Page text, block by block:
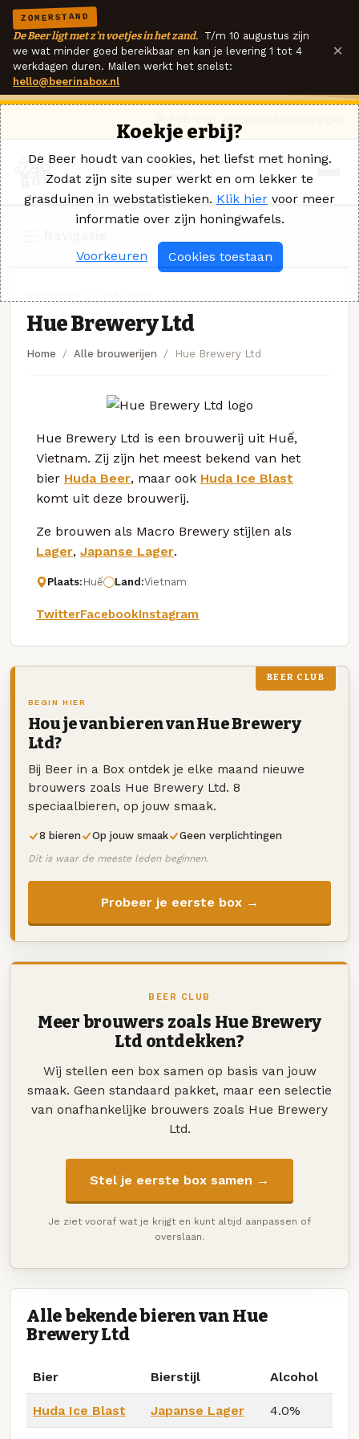
ZOMERSTAND
De Beer ligt met z'n voetjes in het zand. T/m 10 augustus zijn
we wat minder goed bereikbaar en kan je levering 1 tot 4
werkdagen duren. Mailen werkt het snelst:
hello@beerinabox.nl
×
Hue Brewery Ltd
Home Alle brouwerijen Hue Brewery Ltd
Hue Brewery Ltd is een brouwerij uit Huế,
Vietnam. Zij zijn het meest bekend van het
bier Huda Beer, maar ook Huda Ice Blast
komt uit deze brouwerij.
Ze brouwen als Macro Brewery stijlen als
Lager, Japanse Lager.
Plaats: Huế Land:Vietnam
TwitterFacebookInstagram
BEER CLUB
BEGIN HIER
Hou je van bieren van Hue Brewery
Ltd?
Bij Beer in a Box ontdek je elke maand nieuwe
brouwers zoals Hue Brewery Ltd. 8
speciaalbieren, op jouw smaak.
8 bieren Op jouw smaak Geen verplichtingen
Dit is waar de meeste leden beginnen.
Probeer je eerste box →
BEER CLUB
Meer brouwers zoals Hue Brewery
Ltd ontdekken?
Wij stellen een box samen op basis van jouw
smaak. Geen standaard pakket, maar een selectie
van onafhankelijke brouwers zoals Hue Brewery
Ltd.
Stel je eerste box samen →
Je ziet vooraf wat je krijgt en kunt altijd aanpassen of
overslaan.
Alle bekende bieren van Hue
Brewery Ltd
Bier Bierstijl Alcohol
Huda Ice Blast Japanse Lager 4.0%
Koekje erbij?
De Beer houdt van cookies, het liefst met honing.
Zodat zijn site super werkt en om lekker te
grasduinen in webstatistieken. Klik hier voor meer
informatie over zijn honingwafels.
Voorkeuren Cookies toestaan